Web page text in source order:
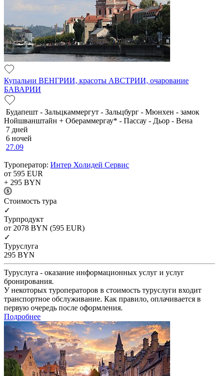
Купальни ВЕНГРИИ, красоты АВСТРИИ, очарование
БАВАРИИ
Будапешт - Зальцкаммергут - Зальцбург - Мюнхен - замок
Нойшванштайн + Обераммергау* - Пассау - Дьор - Вена
7 дней
6 ночей
27.09
Туроператор: Интер Холидей Сервис
от 595 EUR
+ 295 BYN
Cтоимость тура
✓
Турпродукт
от 2078 BYN (595 EUR)
✓
Туруслуга
295 BYN
Туруслуга - оказание информационных услуг и услуг
бронирования.
У некоторых туроператоров в стоимость туруслуги входит
транспортное обслуживание. Как правило, оплачивается в
первую очередь после оформления.
Подробнее